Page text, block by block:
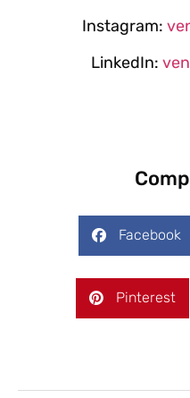
Instagram:
LinkedIn:
Facebook
Pinterest